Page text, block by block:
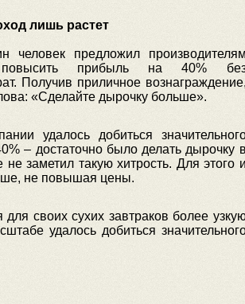
лишь растет
человек предложил
прибыль на 40%
Получив приличное вознаграждение,
«Сделайте дырочку больше».
удалось добиться
– достаточно было делать дырочку в
заметил такую хитрость. Для этого и
не повышая цены.
своих сухих завтраков более
удалось добиться